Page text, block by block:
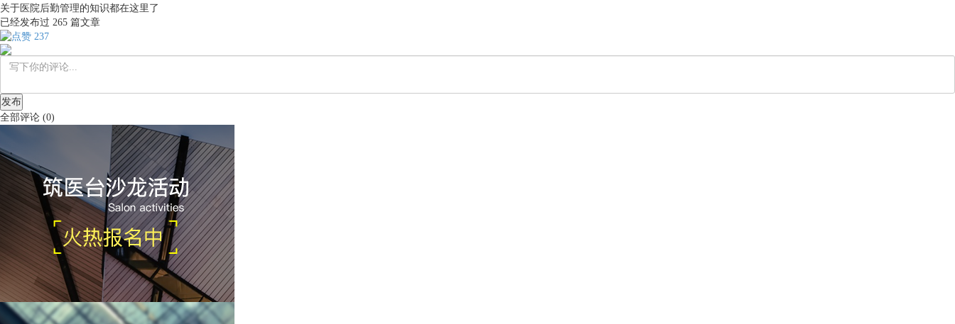
关于医院后勤管理的知识都在这里了
已经发布过 265 篇文章
237
发布
全部评论 (0)